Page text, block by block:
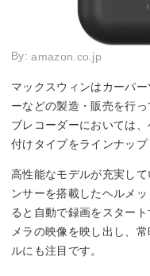
By:amazon.co.jp
マックスウィンはカーパ
ーなどの製造・販売を行
ブレコーダーにおいては
付けタイプをラインナップ
高性能なモデルが充実し
ンサーを搭載したヘルメ
ると自動で録画をスター
メラの映像を映し出し、
ルにも注目です。